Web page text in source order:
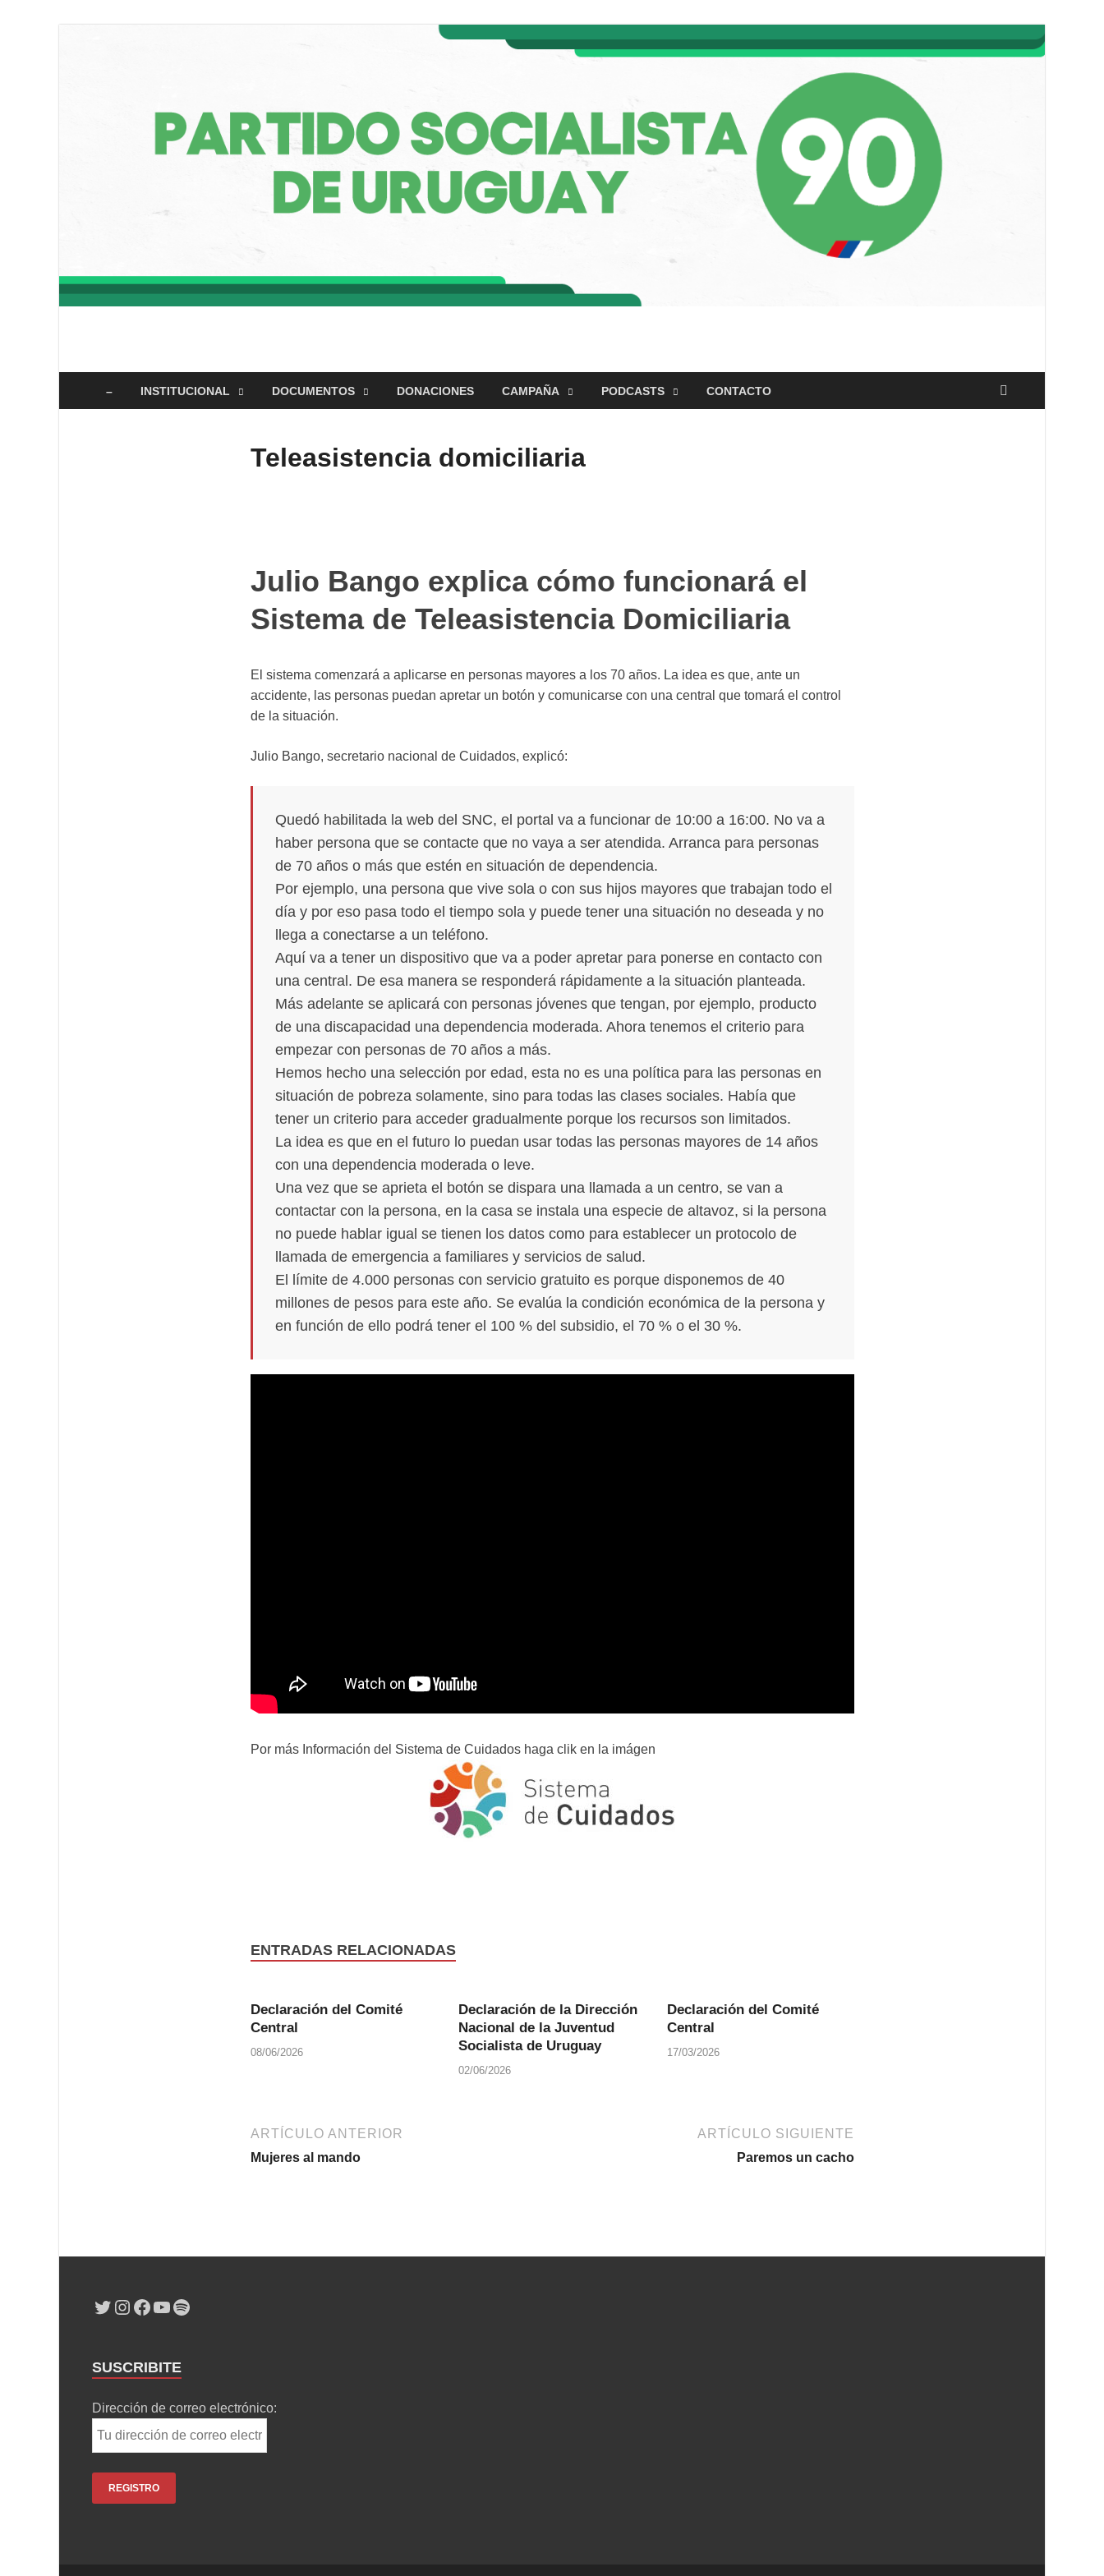
Partido Socialista de Uruguay
– INSTITUCIONAL DOCUMENTOS DONACIONES CAMPAÑA PODCASTS CONTACTO
Teleasistencia domiciliaria
Julio Bango explica cómo funcionará el
Sistema de Teleasistencia Domiciliaria
El sistema comenzará a aplicarse en personas mayores a los 70 años. La idea es que, ante un
accidente, las personas puedan apretar un botón y comunicarse con una central que tomará el control
de la situación.
Julio Bango, secretario nacional de Cuidados, explicó:
Quedó habilitada la web del SNC, el portal va a funcionar de 10:00 a 16:00. No va a
haber persona que se contacte que no vaya a ser atendida. Arranca para personas
de 70 años o más que estén en situación de dependencia.
Por ejemplo, una persona que vive sola o con sus hijos mayores que trabajan todo el
día y por eso pasa todo el tiempo sola y puede tener una situación no deseada y no
llega a conectarse a un teléfono.
Aquí va a tener un dispositivo que va a poder apretar para ponerse en contacto con
una central. De esa manera se responderá rápidamente a la situación planteada.
Más adelante se aplicará con personas jóvenes que tengan, por ejemplo, producto
de una discapacidad una dependencia moderada. Ahora tenemos el criterio para
empezar con personas de 70 años a más.
Hemos hecho una selección por edad, esta no es una política para las personas en
situación de pobreza solamente, sino para todas las clases sociales. Había que
tener un criterio para acceder gradualmente porque los recursos son limitados.
La idea es que en el futuro lo puedan usar todas las personas mayores de 14 años
con una dependencia moderada o leve.
Una vez que se aprieta el botón se dispara una llamada a un centro, se van a
contactar con la persona, en la casa se instala una especie de altavoz, si la persona
no puede hablar igual se tienen los datos como para establecer un protocolo de
llamada de emergencia a familiares y servicios de salud.
El límite de 4.000 personas con servicio gratuito es porque disponemos de 40
millones de pesos para este año. Se evalúa la condición económica de la persona y
en función de ello podrá tener el 100 % del subsidio, el 70 % o el 30 %.
Por más Información del Sistema de Cuidados haga clik en la imágen
ENTRADAS RELACIONADAS
Declaración del Comité
Central
08/06/2026
Declaración de la Dirección
Nacional de la Juventud
Socialista de Uruguay
02/06/2026
Declaración del Comité
Central
17/03/2026
ARTÍCULO ANTERIOR
Mujeres al mando
ARTÍCULO SIGUIENTE
Paremos un cacho
SUSCRIBITE
Dirección de correo electrónico: